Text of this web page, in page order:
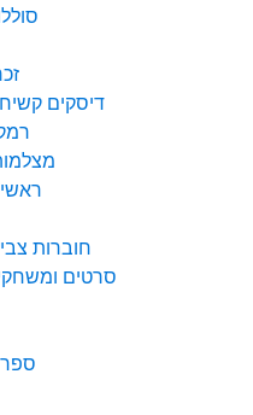
דיסקים
ראשי
חוברות
סרטים